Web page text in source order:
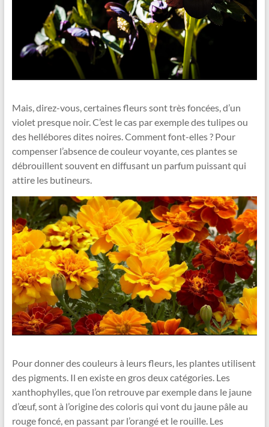
Mais, direz-vous, certaines fleurs sont très foncées, d’un
violet presque noir. C’est le cas par exemple des tulipes ou
des hellébores dites noires. Comment font-elles ? Pour
compenser l’absence de couleur voyante, ces plantes se
débrouillent souvent en diffusant un parfum puissant qui
attire les butineurs.
Pour donner des couleurs à leurs fleurs, les plantes utilisent
des pigments. Il en existe en gros deux catégories. Les
xanthophylles, que l’on retrouve par exemple dans le jaune
d’œuf, sont à l’origine des coloris qui vont du jaune pâle au
rouge foncé, en passant par l’orangé et le rouille. Les